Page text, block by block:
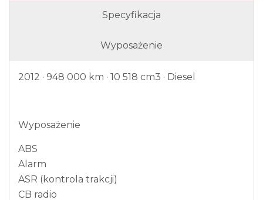
Specyfikacja
Wyposażenie
2012 · 948 000 km · 10 518 cm3 · Diesel
Wyposażenie
ABS
Alarm
ASR (kontrola trakcji)
CB radio